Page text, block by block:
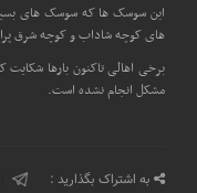
این سوسک ها که سوسک های
های کوچه شاداب و کوچه شرق
برخی اهالی تاکنون بارها شکایت
مشکل انجام نشده است.
به اشتراک بگذارید :